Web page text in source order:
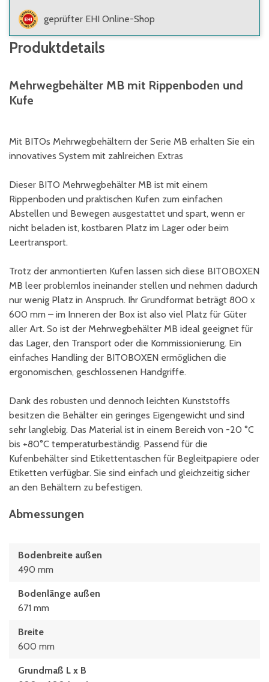
geprüfter EHI Online-Shop
Produktdetails
Mehrwegbehälter MB mit Rippenboden und
Kufe
Mit BITOs Mehrwegbehältern der Serie MB erhalten Sie ein
innovatives System mit zahlreichen Extras
Dieser BITO Mehrwegbehälter MB ist mit einem
Rippenboden und praktischen Kufen zum einfachen
Abstellen und Bewegen ausgestattet und spart, wenn er
nicht beladen ist, kostbaren Platz im Lager oder beim
Leertransport.
Trotz der anmontierten Kufen lassen sich diese BITOBOXEN
MB leer problemlos ineinander stellen und nehmen dadurch
nur wenig Platz in Anspruch. Ihr Grundformat beträgt 800 x
600 mm – im Inneren der Box ist also viel Platz für Güter
aller Art. So ist der Mehrwegbehälter MB ideal geeignet für
das Lager, den Transport oder die Kommissionierung. Ein
einfaches Handling der BITOBOXEN ermöglichen die
ergonomischen, geschlossenen Handgriffe.
Dank des robusten und dennoch leichten Kunststoffs
besitzen die Behälter ein geringes Eigengewicht und sind
sehr langlebig. Das Material ist in einem Bereich von -20 °C
bis +80°C temperaturbeständig. Passend für die
Kufenbehälter sind Etikettentaschen für Begleitpapiere oder
Etiketten verfügbar. Sie sind einfach und gleichzeitig sicher
an den Behältern zu befestigen.
Abmessungen
Bodenbreite außen
490 mm
Bodenlänge außen
671 mm
Breite
600 mm
Grundmaß L x B